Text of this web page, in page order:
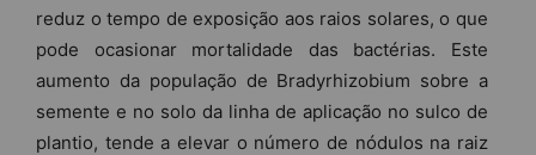
reduz o tempo de exposição aos raios solares, o que
pode ocasionar mortalidade das bactérias. Este
aumento da população de Bradyrhizobium sobre a
semente e no solo da linha de aplicação no sulco de
plantio, tende a elevar o número de nódulos na raiz